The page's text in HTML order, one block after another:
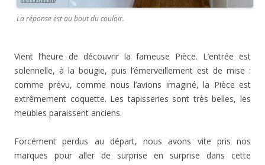
La réponse est au bout du couloir.
Vient l’heure de découvrir la fameuse Pièce. L’entrée est
solennelle, à la bougie, puis l’émerveillement est de mise :
comme prévu, comme nous l’avions imaginé, la Pièce est
extrêmement coquette. Les tapisseries sont très belles, les
meubles paraissent anciens.
Forcément perdus au départ, nous avons vite pris nos
marques pour aller de surprise en surprise dans cette